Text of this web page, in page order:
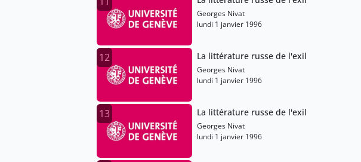
Georges Nivat
lundi 1 janvier 1996
12 La littérature russe de l'exil
Georges Nivat
lundi 1 janvier 1996
13 La littérature russe de l'exil
Georges Nivat
lundi 1 janvier 1996